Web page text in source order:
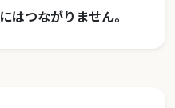
はつながりません。